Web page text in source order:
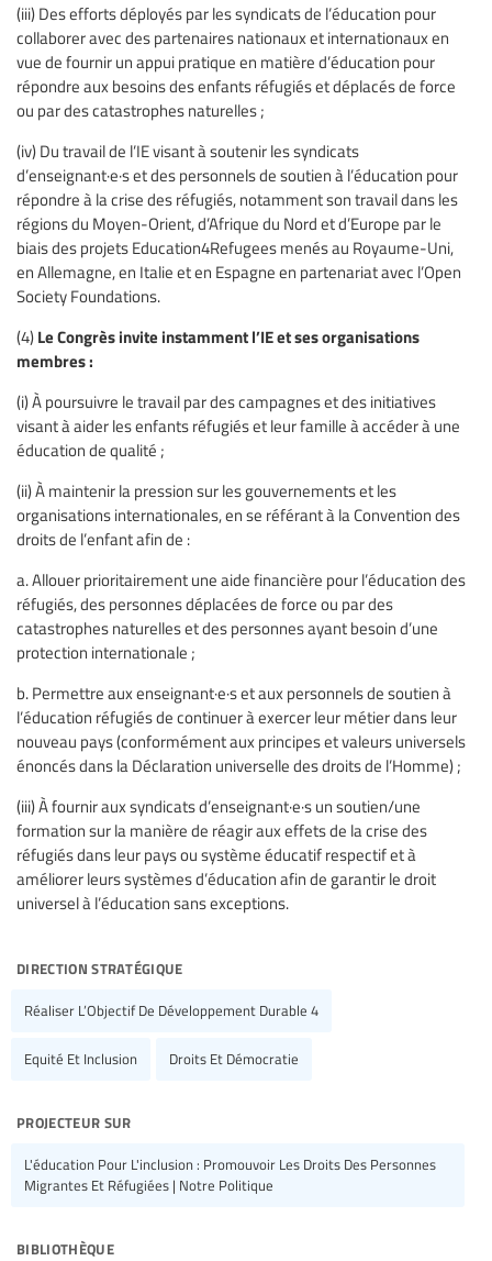
(iii) Des efforts déployés par les syndicats de l’éducation pour
collaborer avec des partenaires nationaux et internationaux en
vue de fournir un appui pratique en matière d’éducation pour
répondre aux besoins des enfants réfugiés et déplacés de force
ou par des catastrophes naturelles ;
(iv) Du travail de l’IE visant à soutenir les syndicats
d’enseignant·e·s et des personnels de soutien à l’éducation pour
répondre à la crise des réfugiés, notamment son travail dans les
régions du Moyen-Orient, d’Afrique du Nord et d’Europe par le
biais des projets Education4Refugees menés au Royaume-Uni,
en Allemagne, en Italie et en Espagne en partenariat avec l’Open
Society Foundations.
(4) Le Congrès invite instamment l’IE et ses organisations
membres :
(i) À poursuivre le travail par des campagnes et des initiatives
visant à aider les enfants réfugiés et leur famille à accéder à une
éducation de qualité ;
(ii) À maintenir la pression sur les gouvernements et les
organisations internationales, en se référant à la Convention des
droits de l’enfant afin de :
a. Allouer prioritairement une aide financière pour l’éducation des
réfugiés, des personnes déplacées de force ou par des
catastrophes naturelles et des personnes ayant besoin d’une
protection internationale ;
b. Permettre aux enseignant·e·s et aux personnels de soutien à
l’éducation réfugiés de continuer à exercer leur métier dans leur
nouveau pays (conformément aux principes et valeurs universels
énoncés dans la Déclaration universelle des droits de l’Homme) ;
(iii) À fournir aux syndicats d’enseignant·e·s un soutien/une
formation sur la manière de réagir aux effets de la crise des
réfugiés dans leur pays ou système éducatif respectif et à
améliorer leurs systèmes d’éducation afin de garantir le droit
universel à l’éducation sans exceptions.
direction stratégique
Réaliser L’Objectif De Développement Durable 4
Equité Et Inclusion Droits Et Démocratie
projecteur sur
L'éducation Pour L'inclusion : Promouvoir Les Droits Des Personnes
Migrantes Et Réfugiées | Notre Politique
bibliothèque